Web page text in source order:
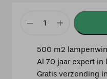
Lampenvoet
5795
aantal
500 m2
Al 70 jaar expert in
Gratis verzending